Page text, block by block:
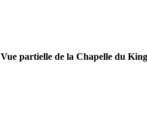
Vue partielle de la Chapelle du